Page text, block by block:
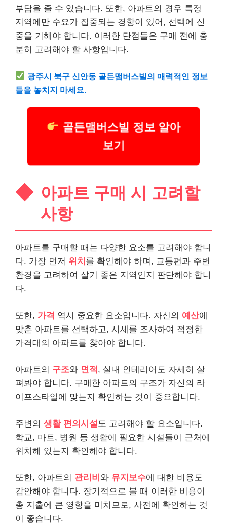
부담을 줄 수 있습니다. 또한, 아파트의 경우 특정
지역에만 수요가 집중되는 경향이 있어, 선택에 신
중을 기해야 합니다. 이러한 단점들은 구매 전에 충
분히 고려해야 할 사항입니다.
광주시 북구 신안동 골든맴버스빌의 매력적인 정보
들을 놓치지 마세요.
골든맴버스빌 정보 알아
보기
아파트 구매 시 고려할
사항
아파트를 구매할 때는 다양한 요소를 고려해야 합니
다. 가장 먼저 위치 를 확인해야 하며, 교통편과 주변
환경을 고려하여 살기 좋은 지역인지 판단해야 합니
다.
또한, 가격 역시 중요한 요소입니다. 자신의 예산에
맞춘 아파트를 선택하고, 시세를 조사하여 적정한
가격대의 아파트를 찾아야 합니다.
아파트의 구조와 면적 , 실내 인테리어도 자세히 살
펴봐야 합니다. 구매한 아파트의 구조가 자신의 라
이프스타일에 맞는지 확인하는 것이 중요합니다.
주변의 생활 편의시설 도 고려해야 할 요소입니다.
학교, 마트, 병원 등 생활에 필요한 시설들이 근처에
위치해 있는지 확인해야 합니다.
또한, 아파트의 관리비 와 유지보수에 대한 비용도
감안해야 합니다. 장기적으로 볼 때 이러한 비용이
총 지출에 큰 영향을 미치므로, 사전에 확인하는 것
이 좋습니다.